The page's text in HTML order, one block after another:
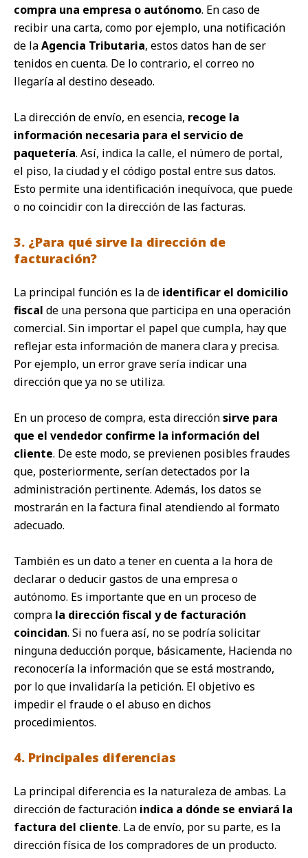
compra una empresa o autónomo. En caso de
recibir una carta, como por ejemplo, una notificación
de laAgencia Tributaria, estos datos han de ser
tenidos en cuenta. De lo contrario, el correo no
llegaría al destino deseado.
La dirección de envío, en esencia, recoge la
información necesaria para el servicio de
paquetería. Así, indica la calle, el número de portal,
el piso, la ciudad y el código postal entre sus datos.
Esto permite una identificación inequívoca, que puede
o no coincidir con la dirección de las facturas.
3. ¿Para qué sirve la dirección de
facturación?
La principal función es la de identificar el domicilio
fiscal de una persona que participa en una operación
comercial. Sin importar el papel que cumpla, hay que
reflejar esta información de manera clara y precisa.
Por ejemplo, un error grave sería indicar una
dirección que ya no se utiliza.
En un proceso de compra, esta direcciónsirve para
que el vendedor confirme la información del
cliente. De este modo, se previenen posibles fraudes
que, posteriormente, serían detectados por la
administración pertinente. Además, los datos se
mostrarán en la factura final atendiendo al formato
adecuado.
También es un dato a tener en cuenta a la hora de
declarar o deducir gastos de una empresa o
autónomo. Es importante que en un proceso de
compra la dirección fiscal y de facturación
coincidan. Si no fuera así, no se podría solicitar
ninguna deducción porque, básicamente, Hacienda no
reconocería la información que se está mostrando,
por lo que invalidaría la petición. El objetivo es
impedir el fraude o el abuso en dichos
procedimientos.
4. Principales diferencias
La principal diferencia es la naturaleza de ambas. La
dirección de facturación indica a dónde se enviará la
factura del cliente. La de envío, por su parte, es la
dirección física de los compradores de un producto.